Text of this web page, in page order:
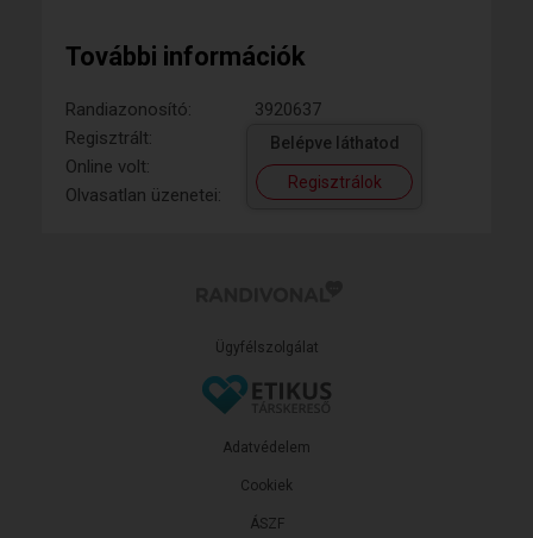
További információk
Randiazonosító:
3920637
Regisztrált:
Online volt:
Olvasatlan üzenetei:
Belépve láthatod
Regisztrálok
Ügyfélszolgálat
ÁSZF
Adatvédelem
Cookiek